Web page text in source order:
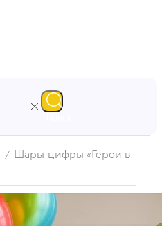
/ Шары-цифры «Герои в